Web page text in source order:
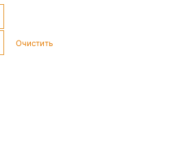
Очистить